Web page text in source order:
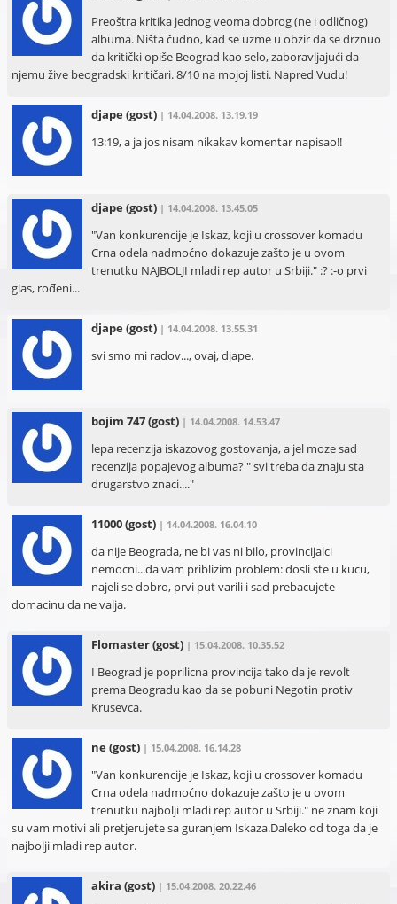
Preoštra kritika jednog veoma dobrog (ne i odličnog)
albuma. Ništa čudno, kad se uzme u obzir da se drznuo
da kritički opiše Beograd kao selo, zaboravljajući da
njemu žive beogradski kritičari. 8/10 na mojoj listi. Napred Vudu!
djape(gost) | 14.04.2008. 13.19.19
13:19, a ja jos nisam nikakav komentar napisao!!
djape (gost) | 14.04.2008. 13.45.05
"Van konkurencije je Iskaz, koji u crossover komadu
Crna odela nadmoćno dokazuje zašto je u ovom
trenutku NAJBOLJI mladi rep autor u Srbiji." :? :-o prvi
glas, rođeni...
djape(gost) | 14.04.2008. 13.55.31
svi smo mi radov..., ovaj, djape.
bojim 747(gost) | 14.04.2008. 14.53.47
lepa recenzija iskazovog gostovanja, a jel moze sad
recenzija popajevog albuma? " svi treba da znaju sta
drugarstvo znaci...."
11000(gost) | 14.04.2008. 16.04.10
da nije Beograda, ne bi vas ni bilo, provincijalci
nemocni...da vam priblizim problem: dosli ste u kucu,
najeli se dobro, prvi put varili i sad prebacujete
domacinu da ne valja.
Flomaster(gost) | 15.04.2008. 10.35.52
I Beograd je poprilicna provincija tako da je revolt
prema Beogradu kao da se pobuni Negotin protiv
Krusevca.
ne(gost) | 15.04.2008. 16.14.28
"Van konkurencije je Iskaz, koji u crossover komadu
Crna odela nadmoćno dokazuje zašto je u ovom
trenutku najbolji mladi rep autor u Srbiji." ne znam koji
su vam motivi ali pretjerujete sa guranjem Iskaza.Daleko od toga da je
najbolji mladi rep autor.
akira (gost) | 15.04.2008. 20.22.46